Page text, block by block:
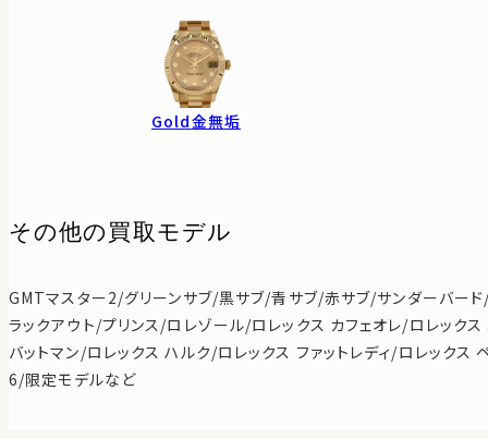
Gold金無垢
その他の買取モデル
GMTマスター2/グリーンサブ/黒サブ/青サブ/赤サブ/サンダーバード
ラックアウト/プリンス/ロレゾール/ロレックス カフェオレ/ロレック
バットマン/ロレックス ハルク/ロレックス ファットレディ/ロレック
6/限定モデルなど